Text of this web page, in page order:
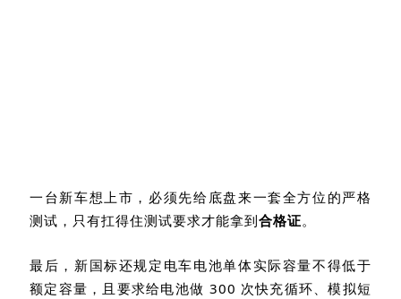
一台新车想上市，必须先给底盘来一套全方位的严格
测试，只有扛得住测试要求才能拿到合格证。
最后，新国标还规定电车电池单体实际容量不得低于
额定容量，且要求给电池做 300 次快充循环、模拟短